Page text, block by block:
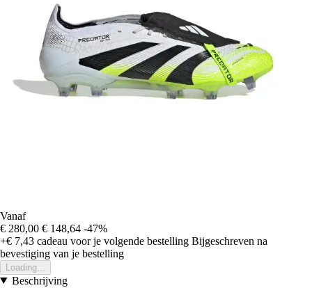
Vanaf
€ 280,00 € 148,64 -47%
+€ 7,43 cadeau voor je volgende bestelling Bijgeschreven na
bevestiging van je bestelling
Loading...
Beschrijving